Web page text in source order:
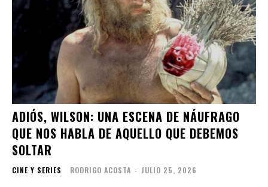
ADIÓS, WILSON: UNA ESCENA DE NÁUFRAGO
QUE NOS HABLA DE AQUELLO QUE DEBEMOS
SOLTAR
CINE Y SERIES RODRIGO ACOSTA - JULIO 25, 2026